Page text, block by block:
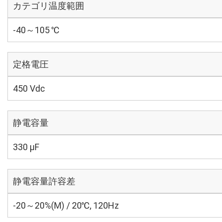
カテゴリ温度範囲
-40～105 ℃
定格電圧
450 Vdc
静電容量
330 µF
静電容量許容差
-20～20%(M) / 20℃, 120Hz